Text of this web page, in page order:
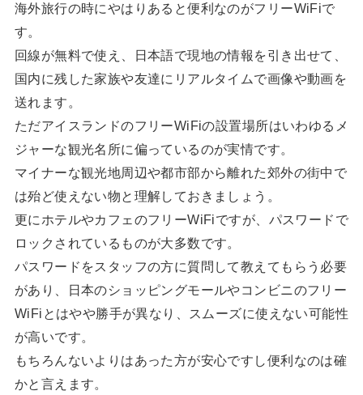
海外旅行の時にやはりあると便利なのがフリーWiFiで
す。
回線が無料で使え、日本語で現地の情報を引き出せて、
国内に残した家族や友達にリアルタイムで画像や動画を
送れます。
ただアイスランドのフリーWiFiの設置場所はいわゆるメ
ジャーな観光名所に偏っているのが実情です。
マイナーな観光地周辺や都市部から離れた郊外の街中で
は殆ど使えない物と理解しておきましょう。
更にホテルやカフェのフリーWiFiですが、パスワードで
ロックされているものが大多数です。
パスワードをスタッフの方に質問して教えてもらう必要
があり、日本のショッピングモールやコンビニのフリー
WiFiとはやや勝手が異なり、スムーズに使えない可能性
が高いです。
もちろんないよりはあった方が安心ですし便利なのは確
かと言えます。